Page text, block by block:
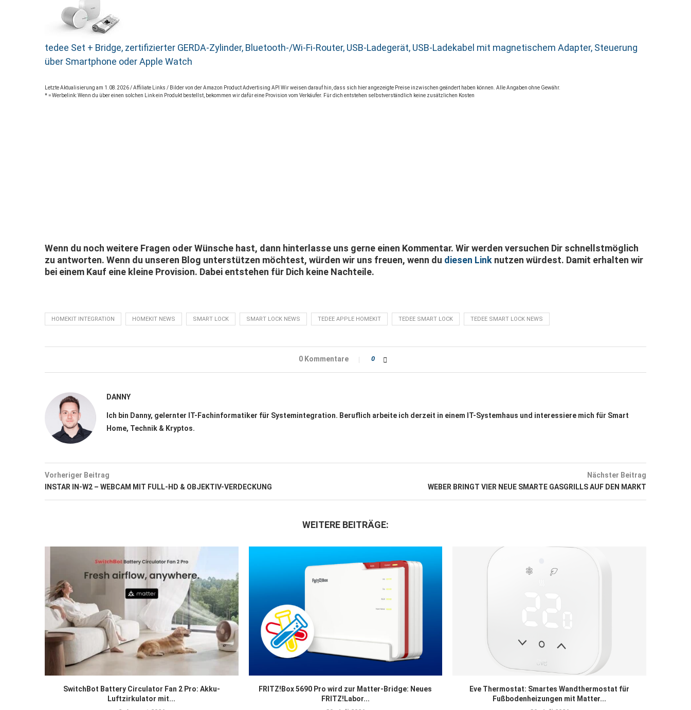
tedee Set + Bridge, zertifizierter GERDA-Zylinder, Bluetooth-/Wi-Fi-Router, USB-Ladegerät, USB-Ladekabel mit magnetischem Adapter, Steuerung
über Smartphone oder Apple Watch
Letzte Aktualisierung am 1.08.2026 / Affiliate Links / Bilder von der Amazon Product Advertising API Wir weisen darauf hin, dass sich hier angezeigte Preise inzwischen geändert haben können. Alle Angaben ohne Gewähr.
* = Werbelink: Wenn du über einen solchen Link ein Produkt bestellst, bekommen wir dafür eine Provision vom Verkäufer. Für dich entstehen selbstverständlich keine zusätzlichen Kosten
Wenn du noch weitere Fragen oder Wünsche hast, dann hinterlasse uns gerne einen Kommentar. Wir werden versuchen Dir schnellstmöglich
zu antworten. Wenn du unseren Blog unterstützen möchtest, würden wir uns freuen, wenn du diesen Link nutzen würdest. Damit erhalten wir
bei einem Kauf eine kleine Provision. Dabei entstehen für Dich keine Nachteile.
HOMEKIT INTEGRATION HOMEKIT NEWS SMART LOCK SMART LOCK NEWS TEDEE APPLE HOMEKIT TEDEE SMART LOCK TEDEE SMART LOCK NEWS
0 Kommentare 0
DANNY
Ich bin Danny, gelernter IT-Fachinformatiker für Systemintegration. Beruflich arbeite ich derzeit in einem IT-Systemhaus und interessiere mich für Smart
Home, Technik & Kryptos.
Vorheriger Beitrag
INSTAR IN-W2 – WEBCAM MIT FULL-HD & OBJEKTIV-VERDECKUNG
Nächster Beitrag
WEBER BRINGT VIER NEUE SMARTE GASGRILLS AUF DEN MARKT
WEITERE BEITRÄGE:
SwitchBot Battery Circulator Fan 2 Pro: Akku-
Luftzirkulator mit...
FRITZ!Box 5690 Pro wird zur Matter-Bridge: Neues
FRITZ!Labor...
Eve Thermostat: Smartes Wandthermostat für
Fußbodenheizungen mit Matter...